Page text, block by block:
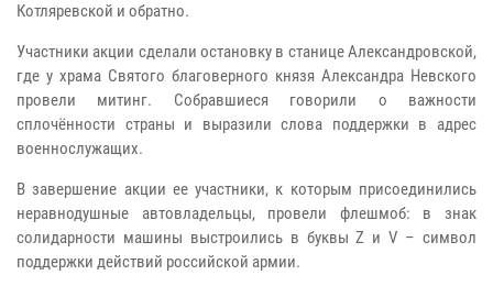
Котляревской и обратно.
Участники акции сделали остановку в станице Александровской,
где у храма Святого благоверного князя Александра Невского
провели митинг. Собравшиеся говорили о важности
сплочённости страны и выразили слова поддержки в адрес
военнослужащих.
В завершение акции ее участники, к которым присоединились
неравнодушные автовладельцы, провели флешмоб: в знак
солидарности машины выстроились в буквы Z и V – символ
поддержки действий российской армии.